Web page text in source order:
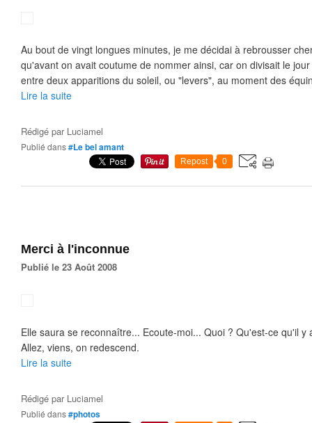
Au bout de vingt longues minutes, je me décidai à rebrousser
qu'avant on avait coutume de nommer ainsi, car on divisait le
entre deux apparitions du soleil, ou "levers", au moment des
Lire la suite
Rédigé par Luciamel
Publié dans#Le bel amant
Repost 0
Merci à l'inconnue
Publié le 23 Août 2008
Elle saura se reconnaître... Ecoute-moi... Quoi ? Qu'est-ce qu'il y
Allez, viens, on redescend.
Lire la suite
Rédigé par Luciamel
Publié dans#photos